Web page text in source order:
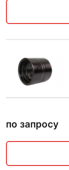
по запросу